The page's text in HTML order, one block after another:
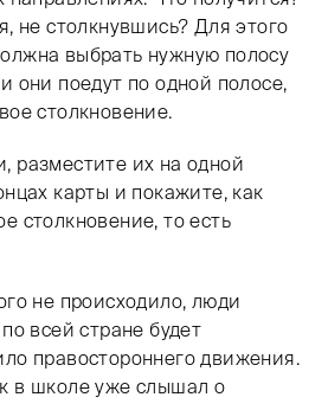
не столкнувшись? Для этого
выбрать нужную полосу
они поедут по одной полосе,
столкновение.
разместите их на одной
карты и покажите, как
столкновение, то есть
не происходило, люди
всей стране будет
правостороннего движения.
в школе уже слышал о